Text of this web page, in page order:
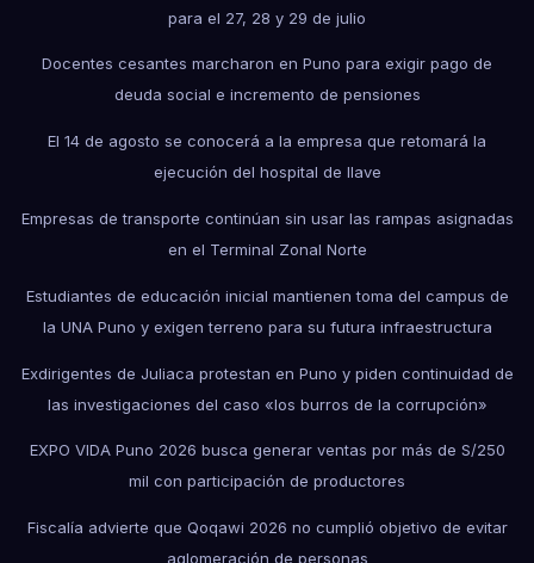
para el 27, 28 y 29 de julio
Docentes cesantes marcharon en Puno para exigir pago de
deuda social e incremento de pensiones
El 14 de agosto se conocerá a la empresa que retomará la
ejecución del hospital de Ilave
Empresas de transporte continúan sin usar las rampas asignadas
en el Terminal Zonal Norte
Estudiantes de educación inicial mantienen toma del campus de
la UNA Puno y exigen terreno para su futura infraestructura
Exdirigentes de Juliaca protestan en Puno y piden continuidad de
las investigaciones del caso «los burros de la corrupción»
EXPO VIDA Puno 2026 busca generar ventas por más de S/250
mil con participación de productores
Fiscalía advierte que Qoqawi 2026 no cumplió objetivo de evitar
aglomeración de personas